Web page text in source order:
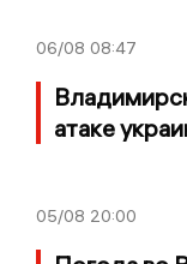
06/08 08:47
атаке
05/08 20:00